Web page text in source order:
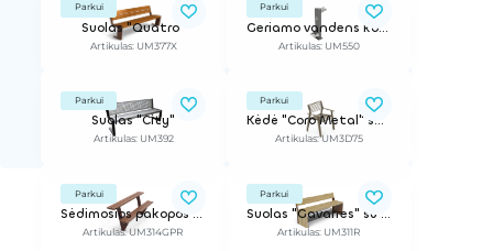
Parkui
Suolas "Quatro"
Artikulas: UM377X
Parkui
Geriamo vandens kolonėlė "Husky"
Artikulas: UM550
Parkui
Suolas "City"
Artikulas: UM392
Parkui
Kėdė "Coro Metal" su porankiais
Artikulas: UM3D75
Parkui
Sėdimosios pakopos "Olea ReBnew"
Artikulas: UM314GPR
Parkui
Suolas "Gavarres" su atlošu
Artikulas: UM311R